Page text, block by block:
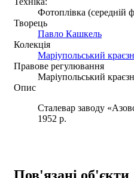
Фотоплівка (середній
Творець
Павло Кашкель
Колекція
Маріупольський
Правове регулювання
Маріупольський
Опис
Сталевар заводу
1952 р.
Пов'язані об'єкти